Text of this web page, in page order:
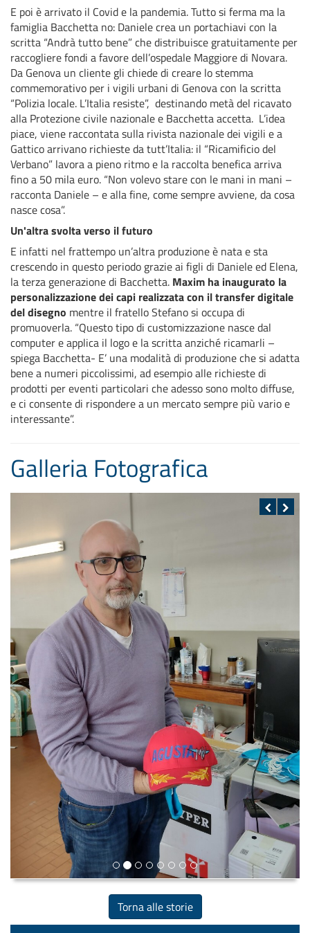
E poi è arrivato il Covid e la pandemia. Tutto si ferma ma la
famiglia Bacchetta no: Daniele crea un portachiavi con la
scritta “Andrà tutto bene” che distribuisce gratuitamente per
raccogliere fondi a favore dell’ospedale Maggiore di Novara.
Da Genova un cliente gli chiede di creare lo stemma
commemorativo per i vigili urbani di Genova con la scritta
“Polizia locale. L’Italia resiste”, destinando metà del ricavato
alla Protezione civile nazionale e Bacchetta accetta. L’idea
piace, viene raccontata sulla rivista nazionale dei vigili e a
Gattico arrivano richieste da tutt’Italia: il “Ricamificio del
Verbano” lavora a pieno ritmo e la raccolta benefica arriva
fino a 50 mila euro. “Non volevo stare con le mani in mani –
racconta Daniele – e alla fine, come sempre avviene, da cosa
nasce cosa”.
Un'altra svolta verso il futuro
E infatti nel frattempo un’altra produzione è nata e sta
crescendo in questo periodo grazie ai figli di Daniele ed Elena,
la terza generazione di Bacchetta. Maxim ha inaugurato la
personalizzazione dei capi realizzata con il transfer digitale
del disegno mentre il fratello Stefano si occupa di
promuoverla. “Questo tipo di customizzazione nasce dal
computer e applica il logo e la scritta anziché ricamarli –
spiega Bacchetta- E’ una modalità di produzione che si adatta
bene a numeri piccolissimi, ad esempio alle richieste di
prodotti per eventi particolari che adesso sono molto diffuse,
e ci consente di rispondere a un mercato sempre più vario e
interessante”.
Galleria Fotografica
Torna alle storie